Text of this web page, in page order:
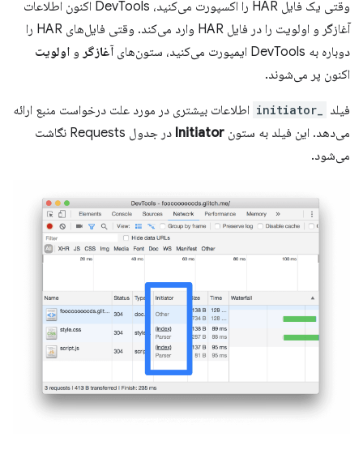
وقتی یک فایل HAR را اکسپورت می‌کنید، DevTools اکنون اطلاعات
آغازگر و اولویت را در فایل HAR وارد می‌کند. وقتی فایل‌های HAR را
دوباره به DevTools ایمپورت می‌کنید، ستون‌های
آغازگر و اولویت
اکنون پر می‌شوند.
فیلد
اطلاعات بیشتری در مورد علت درخواست منبع ارائه
می‌دهد. این فیلد به ستون Initiator
در جدول Requests نگاشت
می‌شود.